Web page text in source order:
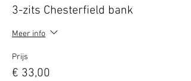
3-zits Chesterfield bank
Meer info
Prijs
€ 33,00